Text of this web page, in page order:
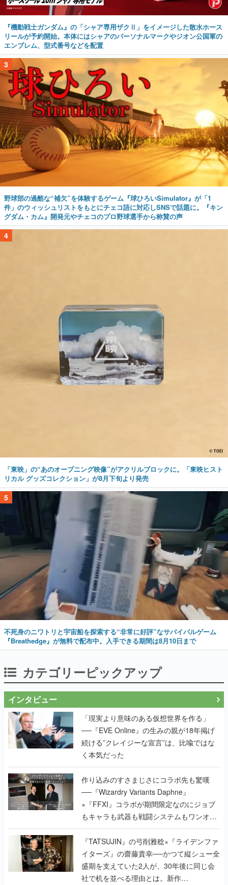
『機動戦士ガンダム』の「シャア専用ザクⅡ」をイメージした散水ホース
リールが予約開始。本体にはシャアのパーソナルマークやジオン公国軍の
エンブレム、型式番号などを配置
3
野球部の過酷な“補欠”を体験するゲーム『球ひろいSimulator』が「1
件」のウィッシュリストをもとにチェコ語に対応しSNSで話題に。『キン
グダム・カム』開発元やチェコのプロ野球選手から称賛の声
4
「東映」の“あのオープニング映像”がアクリルブロックに。「東映ヒスト
リカル グッズコレクション」が8月下旬より発売
5
不死身のニワトリと宇宙船を探索する“非常に好評”なサバイバルゲーム
『Breathedge』が無料で配布中。入手できる期間は8月10日まで
カテゴリーピックアップ
インタビュー
「現実より意味のある仮想世界を作る」
──『EVE Online』の生みの親が18年掲げ
続ける”クレイジーな宣言”は、比喩ではな
く本気だった
作り込みのすさまじさにコラボ先も驚嘆
──『Wizardry Variants Daphne』
×『FFXI』コラボが期間限定なのにジョブ
もキャラも武器も戦闘システムもワンオフ
で作り込まれた理由を両ディレクターに聞
く
『TATSUJIN』の弓削雅稔×『ライデンファ
イターズ』の齋藤貴幸──かつて縦シュー全
盛期を支えていた2人が、30年後に同じ会
社で机を並べる理由とは。新作